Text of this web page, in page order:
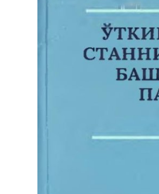
Проблемы Арала